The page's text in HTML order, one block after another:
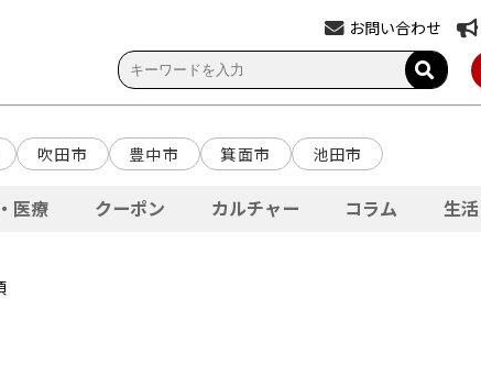
お問い合わせ
吹田市 豊中市 箕面市 池田市
医療 クーポン カルチャー コラム 生活